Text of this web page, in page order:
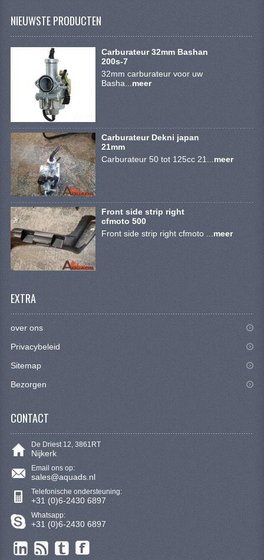
KETTING EN TANDWIELEN
KOEL SYSTEEM
MOTOR
SCHOKBREKERS
STUUR INRICHTING
VERLICHTING
WIEL OPHANGING
NIEUWSTE PRODUCTEN
Carburateur 32mm Bashan
200s-7
32mm carburateur voor uw
Basha... meer
Carburateur Dekni japan
21mm
Carburateur 50 tot 125cc 21... meer
Front side strip right
cfmoto 500
Front side strip right cfmoto ... meer
EXTRA
over ons
Privacybeleid
Sitemap
Bezorgen
CONTACT
De Driest 12, 3861RT
Nijkerk
Email ons op:
sales@aquads.nl
Telefonische ondersteuning:
+31 (0)6-2430 6897
Whatsapp:
+31 (0)6-2430 6897